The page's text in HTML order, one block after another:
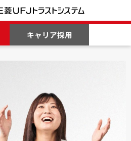
キャリア採用